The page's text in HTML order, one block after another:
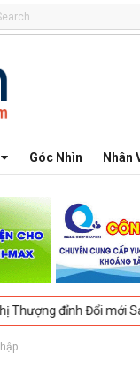
Góc Nhìn Nhân
mới Sáng tạo trong